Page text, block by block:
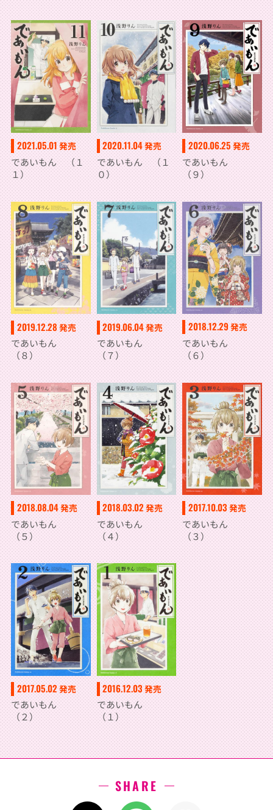
2021.05.01 発売
であいもん （１
１）
2020.11.04発売
であいもん （１
０）
2020.06.25 発売
であいもん
（９）
2019.12.28 発売
であいもん
（８）
2019.06.04発売
であいもん
（７）
2018.12.29発売
であいもん
（６）
2018.08.04発売
であいもん
（５）
2018.03.02 発売
であいもん
（４）
2017.10.03発売
であいもん
（３）
2017.05.02 発売
であいもん
（２）
2016.12.03 発売
であいもん
（１）
SHARE